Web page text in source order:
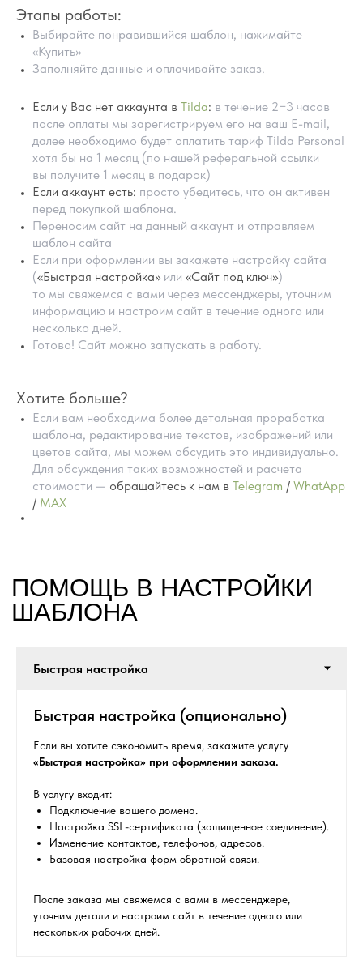
Этапы работы:
Выбирайте понравившийся шаблон, нажимайте
«Купить»
Заполняйте данные и оплачивайте заказ.
Если у Вас нет аккаунта в Tilda: в течение 2−3 часов
после оплаты мы зарегистрируем его на ваш E-mail,
далее необходимо будет оплатить тариф Tilda Personal
хотя бы на 1 месяц (по нашей реферальной ссылки
вы получите 1 месяц в подарок)
Если аккаунт есть: просто убедитесь, что он активен
перед покупкой шаблона.
Переносим сайт на данный аккаунт и отправляем
шаблон сайта
Если при оформлении вы закажете настройку сайта
(«Быстрая настройка» или «Сайт под ключ»)
то мы свяжемся с вами через мессенджеры, уточним
информацию и настроим сайт в течение одного или
несколько дней.
Готово! Сайт можно запускать в работу.
Хотите больше?
Если вам необходима более детальная проработка
шаблона, редактирование текстов, изображений или
цветов сайта, мы можем обсудить это индивидуально.
Для обсуждения таких возможностей и расчета
стоимости — обращайтесь к нам в Telegram / WhatApp
/ MAX
ПОМОЩЬ В НАСТРОЙКИ
ШАБЛОНА
Быстрая настройка (опционально)
Если вы хотите сэкономить время, закажите услугу
«Быстрая настройка» при оформлении заказа.
В услугу входит:
Подключение вашего домена.
Настройка SSL-сертификата (защищенное соединение).
Изменение контактов, телефонов, адресов.
Базовая настройка форм обратной связи.
После заказа мы свяжемся с вами в мессенджере,
уточним детали и настроим сайт в течение одного или
нескольких рабочих дней.
ПРЕИМУЩЕСТВА
CМОТРИТЕ ТАКЖЕ
Получите консультацию
Остались вопросы?